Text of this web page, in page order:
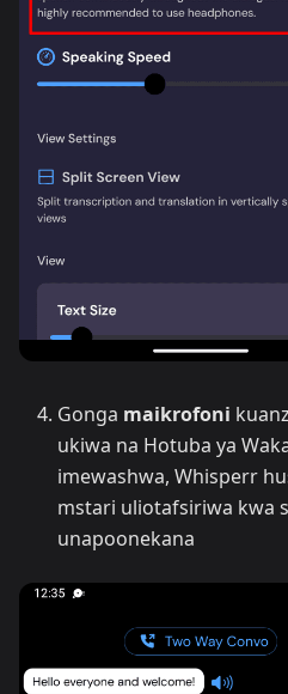
Gonga maikrofoni
ukiwa na Hotuba ya
imewashwa, Whisperr
mstari uliotafsiriwa kwa
unapoonekana